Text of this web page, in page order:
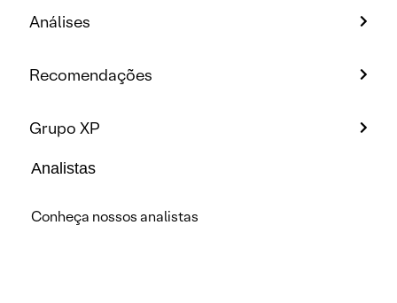
Análises
Recomendações
Grupo XP
Analistas
Conheça nossos analistas